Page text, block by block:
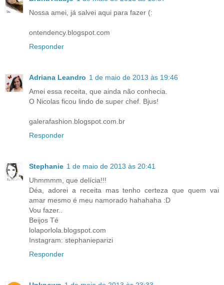
Nossa amei, já salvei aqui para fazer (:
ontendency.blogspot.com
Responder
Adriana Leandro 1 de maio de 2013 às 19:46
Amei essa receita, que ainda não conhecia.
O Nicolas ficou lindo de super chef. Bjus!
galerafashion.blogspot.com.br
Responder
Stephanie 1 de maio de 2013 às 20:41
Uhmmmm, que delícia!!!
Déa, adorei a receita mas tenho certeza que quem vai
amar mesmo é meu namorado hahahaha :D
Vou fazer..
Beijos Té
lolaporlola.blogspot.com
Instagram: stephanieparizi
Responder